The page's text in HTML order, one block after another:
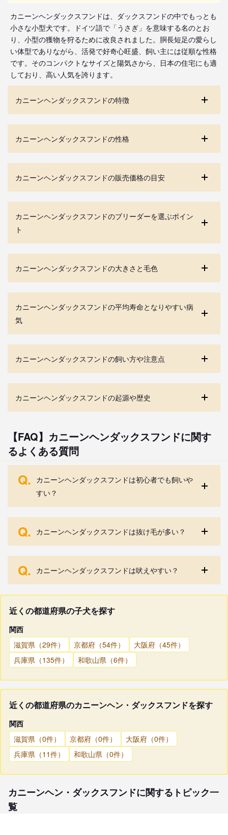
カニーンヘンダックスフンドは、ダックスフンドの中でもっとも
小さな小型犬です。ドイツ語で「うさぎ」を意味する名のとお
り、小型の獲物を狩るために改良されました。胴長短足の愛らし
い体型でありながら、活発で好奇心旺盛、飼い主には従順な性格
です。そのコンパクトなサイズと陽気さから、日本の住宅にも適
しており、高い人気を誇ります。
カニーンヘンダックスフンドの特徴
カニーンヘンダックスフンドの性格
カニーンヘンダックスフンドの販売価格の目安
カニーンヘンダックスフンドのブリーダーを選ぶポイン
ト
カニーンヘンダックスフンドの大きさと毛色
カニーンヘンダックスフンドの平均寿命となりやすい病
気
カニーンヘンダックスフンドの飼い方や注意点
カニーンヘンダックスフンドの起源や歴史
【FAQ】カニーンヘンダックスフンドに関す
るよくある質問
Q. カニーンヘンダックスフンドは初心者でも飼いや
すい？
Q. カニーンヘンダックスフンドは抜け毛が多い？
Q. カニーンヘンダックスフンドは吠えやすい？
近くの都道府県の子犬を探す
関西
滋賀県（29件）
京都府（54件）
大阪府（45件）
兵庫県（135件）
和歌山県（6件）
近くの都道府県のカニーンヘン・ダックスフンドを探す
関西
滋賀県（0件）
京都府（0件）
大阪府（0件）
兵庫県（11件）
和歌山県（0件）
カニーンヘン・ダックスフンドに関するトピック一
覧